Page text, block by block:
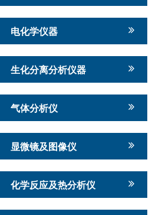
电化学仪器
生化分离分析仪器
气体分析仪
显微镜及图像仪
化学反应及热分析仪